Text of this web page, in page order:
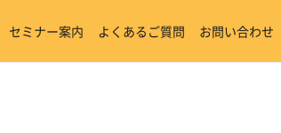
セミナー案内 よくあるご質問 お問い合わせ